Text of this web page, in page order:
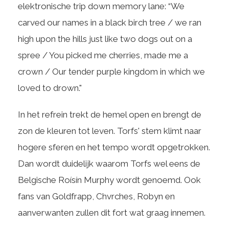
elektronische trip down memory lane: “We
carved our names in a black birch tree / we ran
high upon the hills just like two dogs out on a
spree / You picked me cherries, made me a
crown / Our tender purple kingdom in which we
loved to drown."
In het refrein trekt de hemel open en brengt de
zon de kleuren tot leven. Torfs' stem klimt naar
hogere sferen en het tempo wordt opgetrokken.
Dan wordt duidelijk waarom Torfs wel eens de
Belgische Roísín Murphy wordt genoemd. Ook
fans van Goldfrapp, Chvrches, Robyn en
aanverwanten zullen dit fort wat graag innemen.